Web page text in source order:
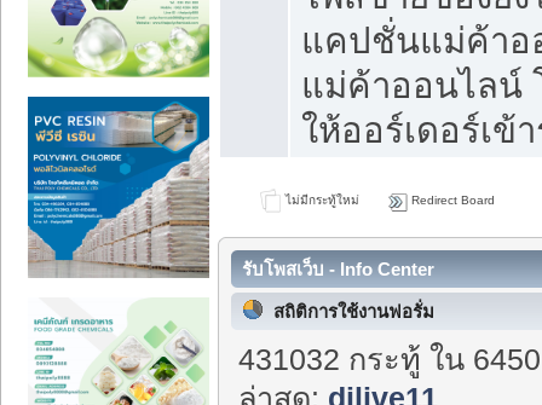
แคปชั่นแม่ค้า
แม่ค้าออนไลน์
ให้ออร์เดอร์เข้
ไม่มีกระทู้ใหม่ Redirect Board
รับโพสเว็บ - Info Center
สถิติการใช้งานฟอรั่ม
431032 กระทู้ ใน
ล่าสุด: dilive11